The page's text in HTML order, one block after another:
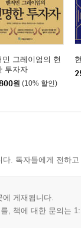
의 실수 / RIM / 적
권 / 한국의 방어
선물
민 그레이엄의 현
투자자
원 (10% 할인)
. 독자들에게 전하
에 게재됩니다.
, 책에 대한 문의는